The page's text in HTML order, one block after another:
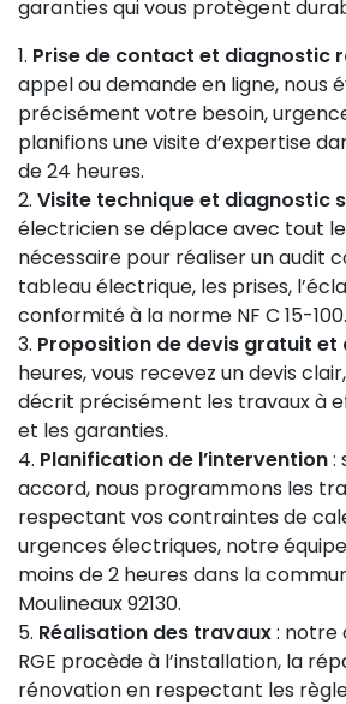
garanties qui vous protègent
Prise de contact et diagnostic
appel ou demande en ligne, nous
précisément votre besoin,
planifions une visite d’expertise
de 24 heures.
Visite technique et diagnostic
électricien se déplace avec tout
nécessaire pour réaliser un audit
tableau électrique, les prises,
conformité à la norme NF C 15-100.
Proposition de devis gratuit et
heures, vous recevez un devis
décrit précisément les travaux à
et les garanties.
Planification de l’intervention:
accord, nous programmons les
respectant vos contraintes de
urgences électriques, notre
moins de 2 heures dans la
Moulineaux 92130.
Réalisation des travaux: notre
RGE procède à l’installation, la
rénovation en respectant les